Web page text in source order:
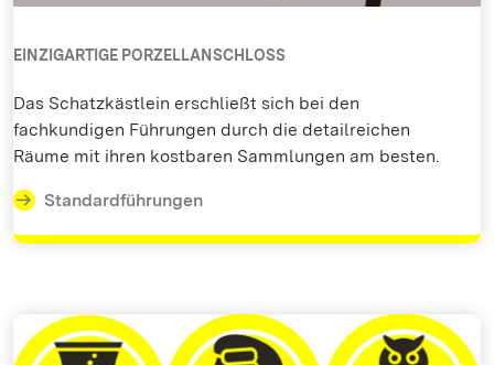
EINZIGARTIGE PORZELLANSCHLOSS
Das Schatzkästlein erschließt sich bei den
fachkundigen Führungen durch die detailreichen
Räume mit ihren kostbaren Sammlungen am besten.
Standardführungen